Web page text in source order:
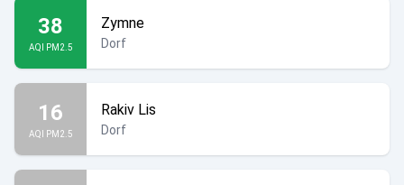
38
AQI PM2.5
Zymne
Dorf
16
AQI PM2.5
Rakiv Lis
Dorf